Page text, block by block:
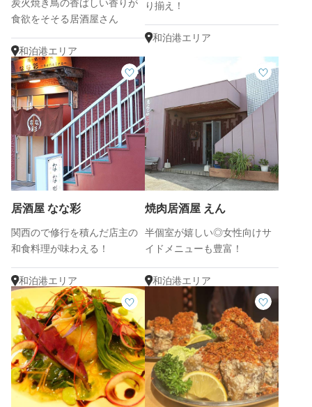
炭火焼き鳥の香ばしい香りが
食欲をそそる居酒屋さん
和泊港エリア
り揃え！
和泊港エリア
居酒屋 なな彩
関西ので修行を積んだ店主の
和食料理が味わえる！
和泊港エリア
焼肉居酒屋 えん
半個室が嬉しい◎女性向けサ
イドメニューも豊富！
和泊港エリア